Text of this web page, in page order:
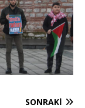
SONRAKI